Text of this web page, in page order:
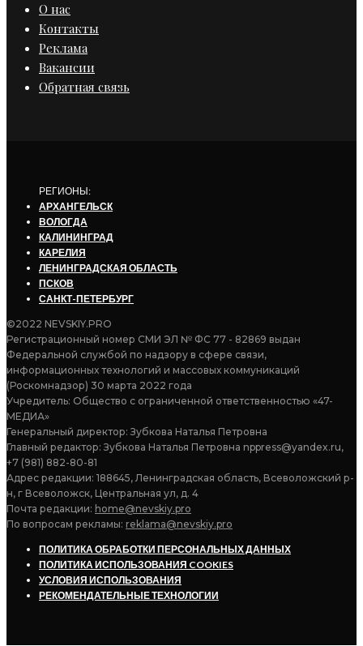
О нас
Контакты
Реклама
Вакансии
Обратная связь
РЕГИОНЫ:
АРХАНГЕЛЬСК
ВОЛОГДА
КАЛИНИНГРАД
КАРЕЛИЯ
ЛЕНИНГРАДСКАЯ ОБЛАСТЬ
ПСКОВ
САНКТ-ПЕТЕРБУРГ
©2022 NEVSKIY.PRO
Регистрационный номер СМИ ЭЛ № ФС 77 - 82869 выдан
Федеральной службой по надзору в сфере связи,
информационных технологий и массовых коммуникаций
(Роскомнадзор) 30 марта 2022 года
Учредитель: Общество с ограниченной ответственностью «47-
МЕДИА»
Генеральный директор: Зубкова Наталья Петровна
Главный редактор: Зубкова Наталья Петровна nppress@yandex.ru,
+7 (981) 882-80-81
Адрес редакции: 188645, Ленинградская область, Всеволожский р-
н, г Всеволожск, Центральная ул, д. 4
Почта редакции: home@nevskiy.pro
По вопросам рекламы: reklama@nevskiy.pro
ПОЛИТИКА ОБРАБОТКИ ПЕРСОНАЛЬНЫХ ДАННЫХ
ПОЛИТИКА ИСПОЛЬЗОВАНИЯ COOKIES
УСЛОВИЯ ИСПОЛЬЗОВАНИЯ
РЕКОМЕНДАТЕЛЬНЫЕ ТЕХНОЛОГИИ